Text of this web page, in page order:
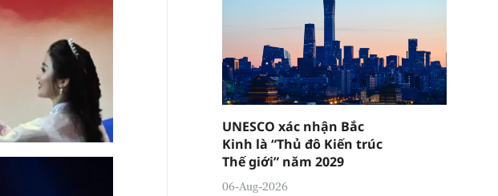
UNESCO xác nhận Bắc
Kinh là “Thủ đô Kiến trúc
Thế giới” năm 2029
06-Aug-2026